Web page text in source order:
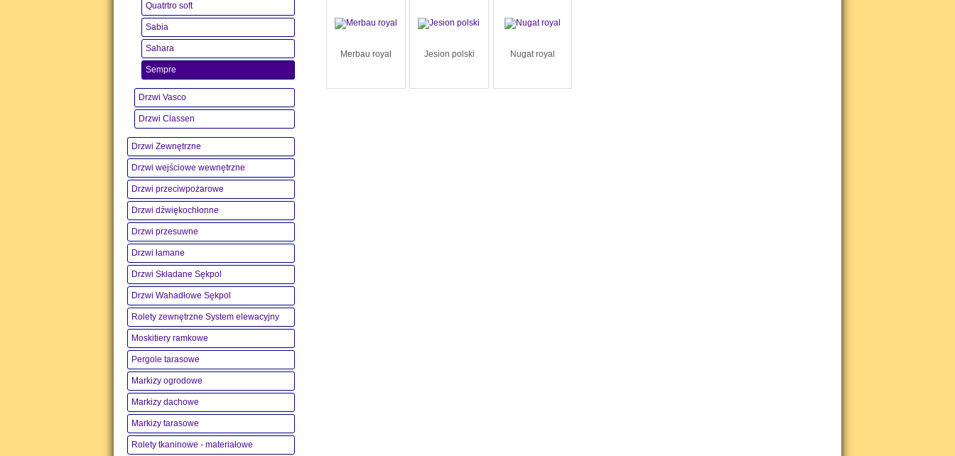
Merbau royal Jesion polski Nugat royal
Quatrtro soft
Sabia
Sahara
Sempre
Drzwi Vasco
Drzwi Classen
Drzwi Zewnętrzne
Drzwi wejściowe wewnętrzne
Drzwi przeciwpożarowe
Drzwi dźwiękochłonne
Drzwi przesuwne
Drzwi łamane
Drzwi Składane Sękpol
Drzwi Wahadłowe Sękpol
Rolety zewnętrzne System elewacyjny
Moskitiery ramkowe
Pergole tarasowe
Markizy ogrodowe
Markizy dachowe
Markizy tarasowe
Rolety tkaninowe - materiałowe